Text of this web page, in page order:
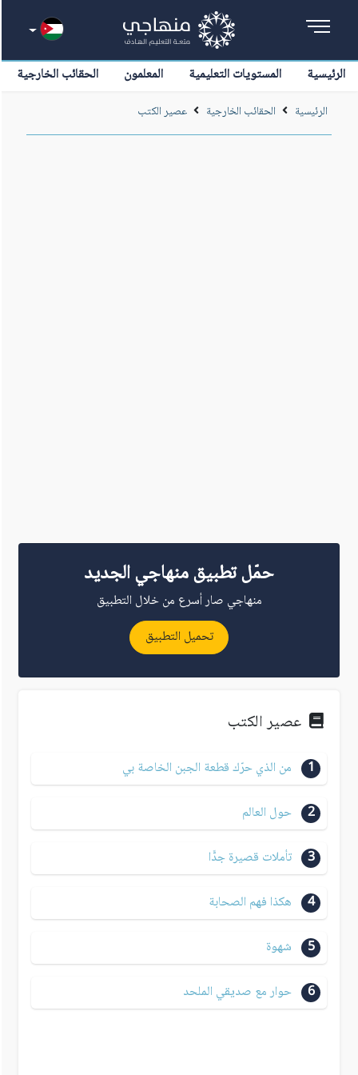
الرئيسية المستويات التعليمية المعلمون الحقائب الخارجية
الرئيسية الحقائب الخارجية عصير الكتب
حمّل تطبيق منهاجي الجديد
منهاجي صار أسرع من خلال التطبيق
تحميل التطبيق
عصير الكتب
1 من الذي حرّك قطعة الجبن الخاصة بي
2 حول العالم
3 تأملات قصيرة جدًّا
4 هكذا فهم الصحابة
5 شهوة
6 حوار مع صديقي الملحد